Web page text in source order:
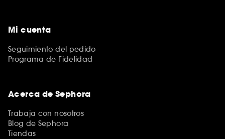
Mi cuenta
Seguimiento del pedido
Programa de Fidelidad
Acerca de Sephora
Trabaja con nosotros
Blog de Sephora
Tiendas